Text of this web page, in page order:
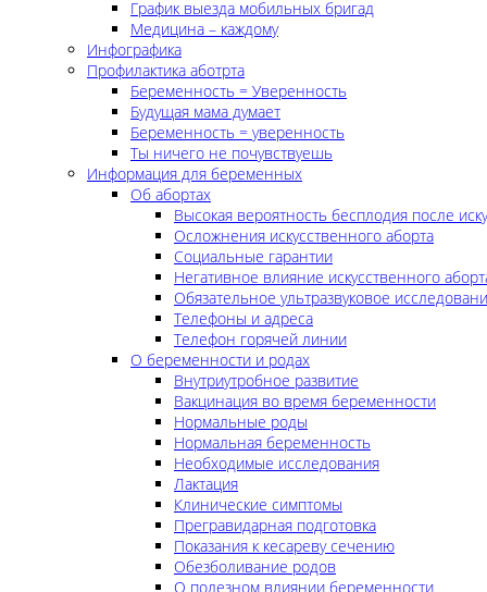
График выезда мобильных бригад
Медицина – каждому
Инфографика
Профилактика аботрта
Беременность = Уверенность
Будущая мама думает
Беременность = уверенность
Ты ничего не почувствуешь
Информация для беременных
Об абортах
Высокая вероятность бесплодия после
Осложнения искусственного аборта
Социальные гарантии
Негативное влияние искусственного
Обязательное ультразвуковое
Телефоны и адреса
Телефон горячей линии
О беременности и родах
Внутриутробное развитие
Вакцинация во время беременности
Нормальные роды
Нормальная беременность
Необходимые исследования
Лактация
Клинические симптомы
Прегравидарная подготовка
Показания к кесареву сечению
Обезболивание родов
О полезном влиянии беременности